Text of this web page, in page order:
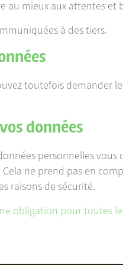
au mieux aux attentes et
à des tiers.
toutefois demander
données
personnelles
ne prend pas en
raisons de sécurité.
obligation pour toutes